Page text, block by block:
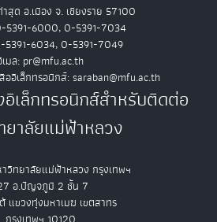
สุด อ.เมือง จ. เชียงราย 57100
5391-6000, 0-5391-7034
5391-6034, 0-5391-7049
มล: pr@mfu.ac.th
อิเล็กทรอนิกส์: saraban@mfu.ac.th
อิเล็กทรอนิกส์สำหรับติดต่อ
ยาลัยแม่ฟ้าหลวง
วิทยาลัยแม่ฟ้าหลวง กรุงเทพฯ
อ.ปัญจภูมิ 2 ชั้น 7
แขวงทุ่งมหาเมฆ เขตสาทร